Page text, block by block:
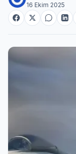
16 Ekim 2025